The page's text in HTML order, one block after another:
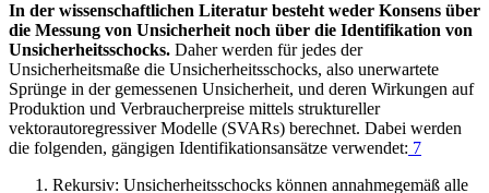
In der wissenschaftlichen Literatur besteht weder Konsens über
die Messung von Unsicherheit noch über die Identifikation von
Unsicherheitsschocks. Daher werden für jedes der
Unsicherheitsmaße die Unsicherheitsschocks, also unerwartete
Sprünge in der gemessenen Unsicherheit, und deren Wirkungen auf
Produktion und Verbraucherpreise mittels struktureller
vektorautoregressiver Modelle (SVARs) berechnet. Dabei werden
die folgenden, gängigen Identifikationsansätze verwendet: 7
Rekursiv: Unsicherheitsschocks können annahmegemäß alle